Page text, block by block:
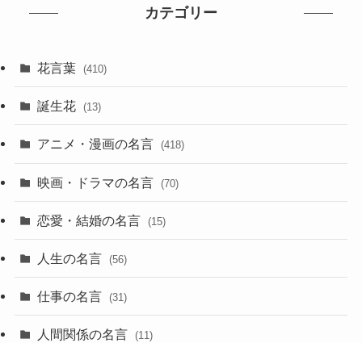
カテゴリー
花言葉 (410)
誕生花 (13)
アニメ・漫画の名言 (418)
映画・ドラマの名言 (70)
恋愛・結婚の名言 (15)
人生の名言 (56)
仕事の名言 (31)
人間関係の名言 (11)